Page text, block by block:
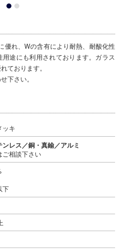
優れ、Wの含有により耐熱、耐酸化性
途にも利用されております。ガラス
ております。
下さい。
ッキ
ンレス／銅・真鍮／アルミ
ご相談下さい
下